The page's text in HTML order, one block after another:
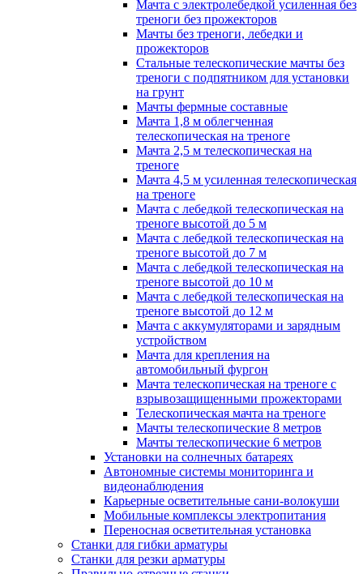
Мачта с электролебедкой усиленная без
треноги без прожекторов
Мачты без треноги, лебедки и
прожекторов
Стальные телескопические мачты без
треноги с подпятником для установки
на грунт
Мачты фермные составные
Мачта 1,8 м облегченная
телескопическая на треноге
Мачта 2,5 м телескопическая на
треноге
Мачта 4,5 м усиленная телескопическая
на треноге
Мачта с лебедкой телескопическая на
треноге высотой до 5 м
Мачта с лебедкой телескопическая на
треноге высотой до 7 м
Мачта с лебедкой телескопическая на
треноге высотой до 10 м
Мачта с лебедкой телескопическая на
треноге высотой до 12 м
Мачта с аккумуляторами и зарядным
устройством
Мачта для крепления на
автомобильный фургон
Мачта телескопическая на треноге с
взрывозащищенными прожекторами
Телескопическая мачта на треноге
Мачты телескопические 8 метров
Мачты телескопические 6 метров
Установки на солнечных батареях
Автономные системы мониторинга и
видеонаблюдения
Карьерные осветительные сани-волокуши
Мобильные комплексы электропитания
Переносная осветительная установка
Станки для гибки арматуры
Станки для резки арматуры